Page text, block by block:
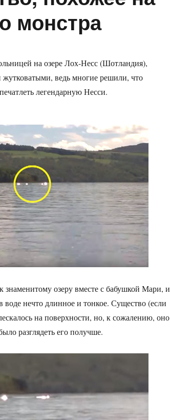
монстра
на озере Лох-Несс (Шотландия),
жутковатыми, ведь многие решили, что
легендарную Несси.
знаменитому озеру вместе с бабушкой Мари, и
воде нечто длинное и тонкое. Существо (если
на поверхности, но, к сожалению, оно
разглядеть его получше.